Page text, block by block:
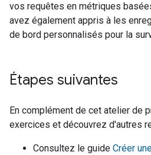
vos requêtes en métriques
avez également appris à les
de bord personnalisés pour la
Étapes suivantes
En complément de cet atelier de
exercices et découvrez d'autres
Consultez le guide Créer